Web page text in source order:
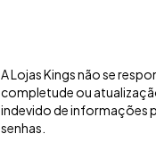
A Lojas Kings não se
completude ou
indevido de informações
senhas.